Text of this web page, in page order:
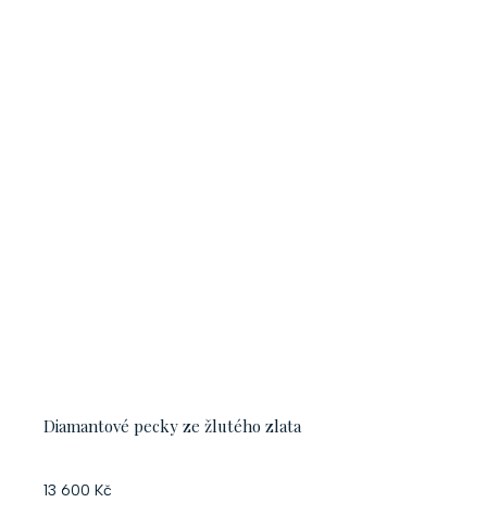
Diamantové pecky ze žlutého zlata
13 600 Kč